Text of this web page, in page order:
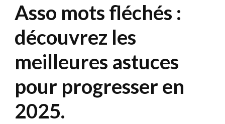
Asso mots fléchés :
découvrez les
meilleures astuces
pour progresser en
2025.